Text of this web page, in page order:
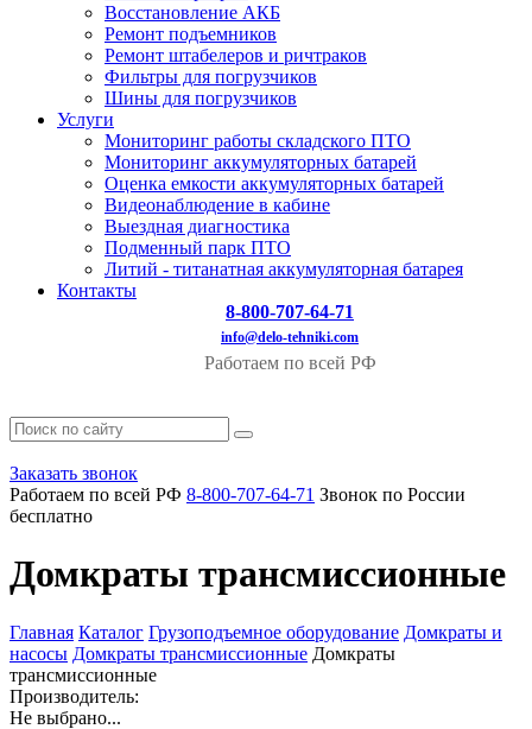
Восстановление АКБ
Ремонт подъемников
Ремонт штабелеров и ричтраков
Фильтры для погрузчиков
Шины для погрузчиков
Услуги
Мониторинг работы складского ПТО
Мониторинг аккумуляторных батарей
Оценка емкости аккумуляторных батарей
Видеонаблюдение в кабине
Выездная диагностика
Подменный парк ПТО
Литий - титанатная аккумуляторная батарея
Контакты
8-800-707-64-71
info@delo-tehniki.com
Работаем по всей РФ
Заказать звонок
Работаем по всей РФ 8-800-707-64-71 Звонок по России
бесплатно
Домкраты трансмиссионные
Главная Каталог Грузоподъемное оборудование Домкраты и
насосы Домкраты трансмиссионные Домкраты
трансмиссионные
Производитель:
Не выбрано...